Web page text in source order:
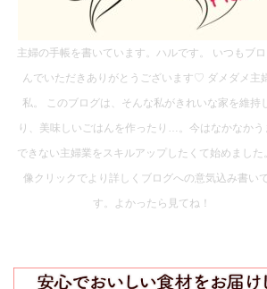
主婦の手帳を書いています。ハルです。 いつもブ
んでいただきありがとうございます♡ ダメダメ主
私。 このブログは、そんな私がきれいな家を維持
り、美味しいごはんを作ったり…。今はなかなかう
できない主婦業をスキルアップしたくて始めました
像クリックでより詳しくブログへの意気込み書い
す。よかったら見てね！